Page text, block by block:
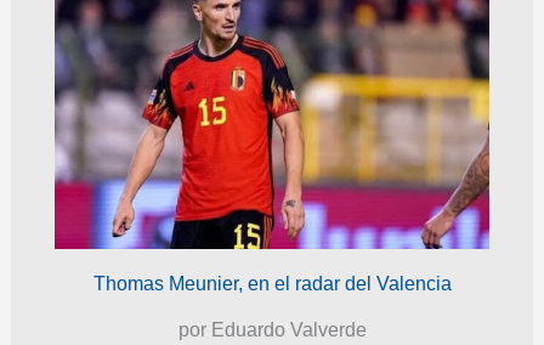
Thomas Meunier, en el radar del Valencia
por Eduardo Valverde